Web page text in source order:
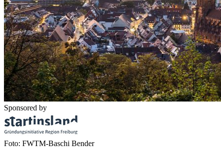
Sponsored by
Foto: FWTM-Baschi Bender